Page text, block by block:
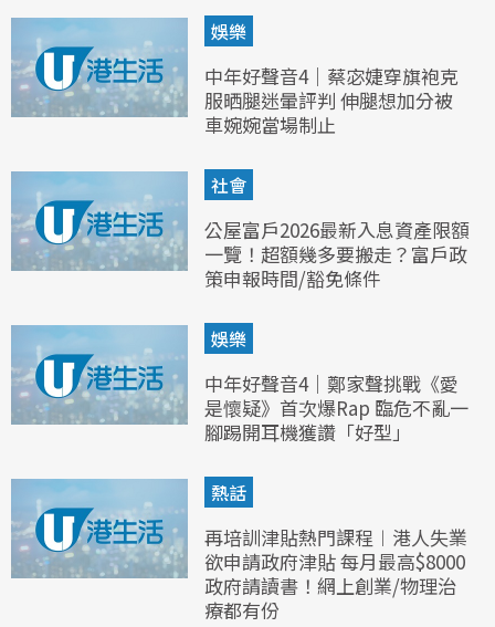
娛樂
中年好聲音4｜蔡宓婕穿旗袍克
服晒腿迷暈評判 伸腿想加分被
車婉婉當場制止
社會
公屋富戶2026最新入息資產限額
一覽！超額幾多要搬走？富戶政
策申報時間/豁免條件
娛樂
中年好聲音4｜鄭家聲挑戰《愛
是懷疑》首次爆Rap 臨危不亂一
腳踢開耳機獲讚「好型」
熱話
再培訓津貼熱門課程︱港人失業
欲申請政府津貼 每月最高$8000
政府請讀書！網上創業/物理治
療都有份